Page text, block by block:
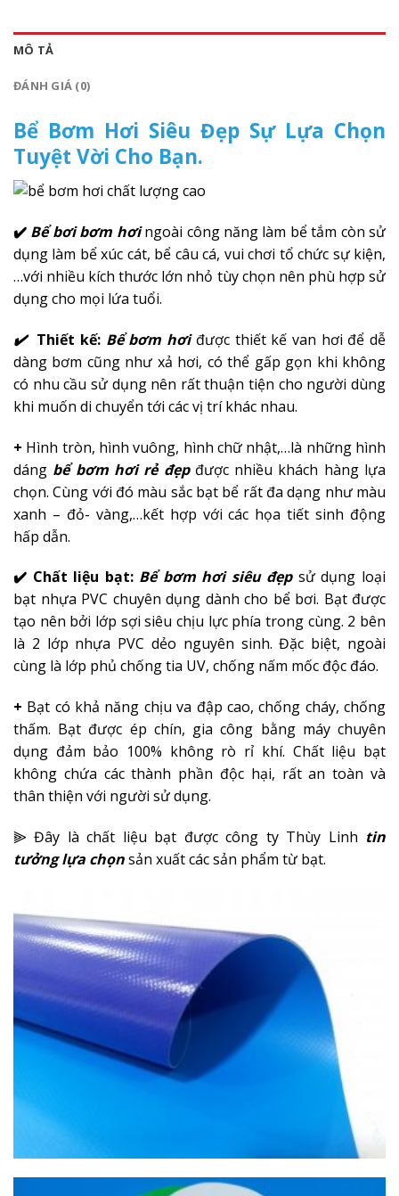
MÔ TẢ
ĐÁNH GIÁ (0)
Bể Bơm Hơi Siêu Đẹp Sự Lựa Chọn
Tuyệt Vời Cho Bạn.
✔️ Bể bơi bơm hơingoài công năng làm bể tắm còn sử
dụng làm bể xúc cát, bể câu cá, vui chơi tổ chức sự kiện,
…với nhiều kích thước lớn nhỏ tùy chọn nên phù hợp sử
dụng cho mọi lứa tuổi.
✔️ Thiết kế: Bể bơm hơiđược thiết kế van hơi để dễ
dàng bơm cũng như xả hơi, có thể gấp gọn khi không
có nhu cầu sử dụng nên rất thuận tiện cho người dùng
khi muốn di chuyển tới các vị trí khác nhau.
+ Hình tròn, hình vuông, hình chữ nhật,…là những hình
dáng bể bơm hơi rẻ đẹpđược nhiều khách hàng lựa
chọn. Cùng với đó màu sắc bạt bể rất đa dạng như màu
xanh – đỏ- vàng,…kết hợp với các họa tiết sinh động
hấp dẫn.
✔️ Chất liệu bạt: Bể bơm hơi siêu đẹpsử dụng loại
bạt nhựa PVC chuyên dụng dành cho bể bơi. Bạt được
tạo nên bởi lớp sợi siêu chịu lực phía trong cùng. 2 bên
là 2 lớp nhựa PVC dẻo nguyên sinh. Đặc biệt, ngoài
cùng là lớp phủ chống tia UV, chống nấm mốc độc đáo.
+ Bạt có khả năng chịu va đập cao, chống cháy, chống
thấm. Bạt được ép chín, gia công bằng máy chuyên
dụng đảm bảo 100% không rò rỉ khí. Chất liệu bạt
không chứa các thành phần độc hại, rất an toàn và
thân thiện với người sử dụng.
⫸ Đây là chất liệu bạt được công ty Thùy Linh tin
tưởng lựa chọnsản xuất các sản phẩm từ bạt.